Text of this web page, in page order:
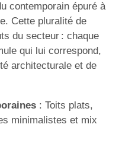
contemporain épuré à
Cette pluralité de
du secteur : chaque
qui lui correspond,
architecturale et de
: Toits plats,
minimalistes et mix